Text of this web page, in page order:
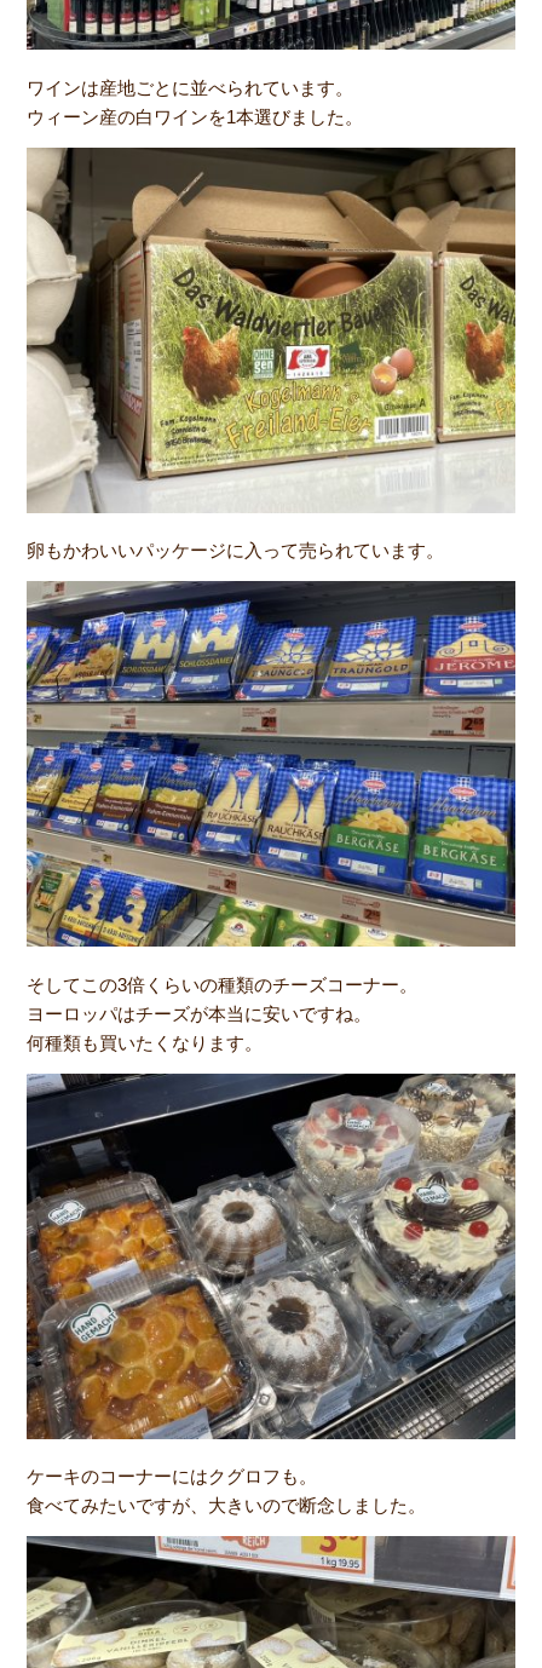
ワインは産地ごとに並べられています。
ウィーン産の白ワインを1本選びました。
卵もかわいいパッケージに入って売られています。
そしてこの3倍くらいの種類のチーズコーナー。
ヨーロッパはチーズが本当に安いですね。
何種類も買いたくなります。
ケーキのコーナーにはクグロフも。
食べてみたいですが、大きいので断念しました。